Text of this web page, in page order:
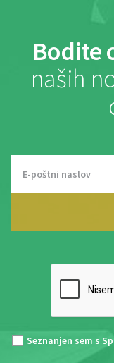
Bodite
naših
Seznanjen sem s